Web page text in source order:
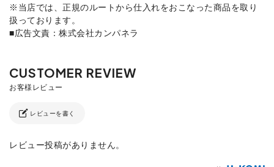
※当店では、正規のルートから仕入れをおこなった商品を取り
扱っております。
■広告文責：株式会社カンパネラ
レビューを書く
レビュー投稿がありません。